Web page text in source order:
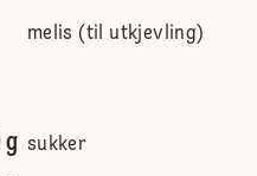
melis (til utkjevling)
g sukker